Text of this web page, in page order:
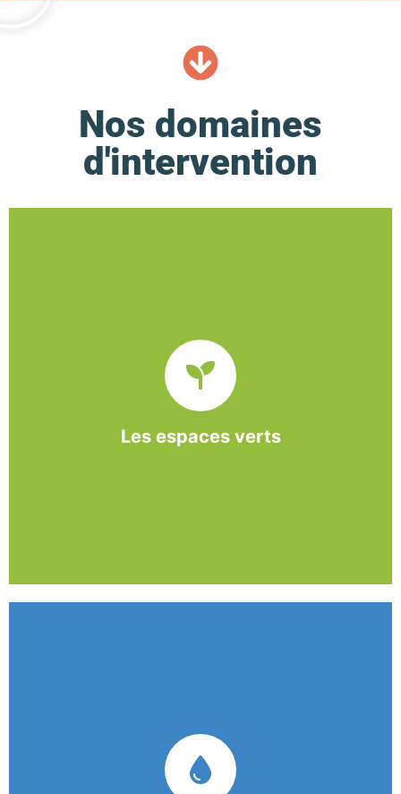
Nos domaines
d'intervention
Les espaces verts
paysager, l’association BASE propose et réalise
des interventions à la demande des entreprises et
collectivités locales.
garantissent une prestation de nettoyage de
qualité.